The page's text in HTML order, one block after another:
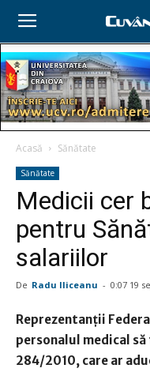
Acasă Sănătate
Sănătate
Medicii cer
pentru
salariilor
De Radu Iliceanu - 0:07 19
Reprezentanţii
personalul medical
284/2010, care ar